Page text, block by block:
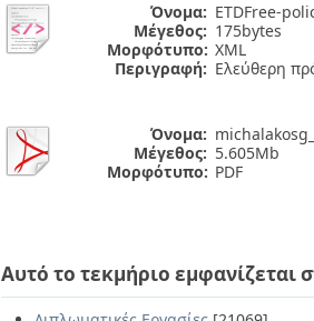
Όνομα: ETDFree-
Μέγεθος: 175bytes
Μορφότυπο: XML
Περιγραφή: Ελεύθερη
Όνομα:
Μέγεθος: 5.605Mb
Μορφότυπο: PDF
Αυτό το τεκμήριο εμφανίζεται